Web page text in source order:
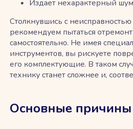
Издает нехарактерный
Столкнувшись с
рекомендуем пытаться
самостоятельно. Не имея
инструментов, вы рискуете
его комплектующие. В таком
технику станет сложнее и,
Основные